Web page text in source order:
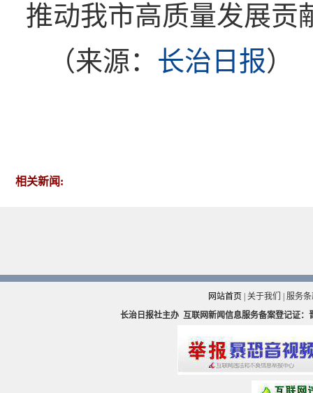
推动我市高质量发展贡
（来源： 长治日报）
相关新闻:
网站首页 关于我们
服务
长治日报社主办 互联网新闻信息服务备案登记证：